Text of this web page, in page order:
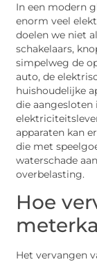
In een modern
enorm veel
doelen we niet
schakelaars,
simpelweg de
auto, de
huishoudelijke
die aangesloten
apparaten kan
die met
waterschade
overbelasting.
Hoe
Het vervangen